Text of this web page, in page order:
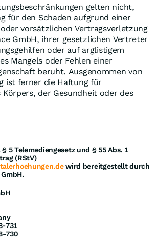
gelten nicht,
für den Schaden aufgrund einer
vorsätzlichen Vertragsverletzung
GmbH, ihrer gesetzlichen Vertreter
oder auf arglistigem
Mangels oder Fehlen einer
beruht. Ausgenommen von
ist ferner die Haftung für
Körpers, der Gesundheit oder des
5 Telemediengesetz und § 55 Abs. 1
(RStV)
wird bereitgestellt durch
731
730